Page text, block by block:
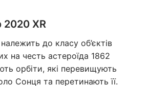
2020 XR
до класу об’єктів
на честь астероїда 1862
орбіти, які перевищують
Сонця та перетинають її.